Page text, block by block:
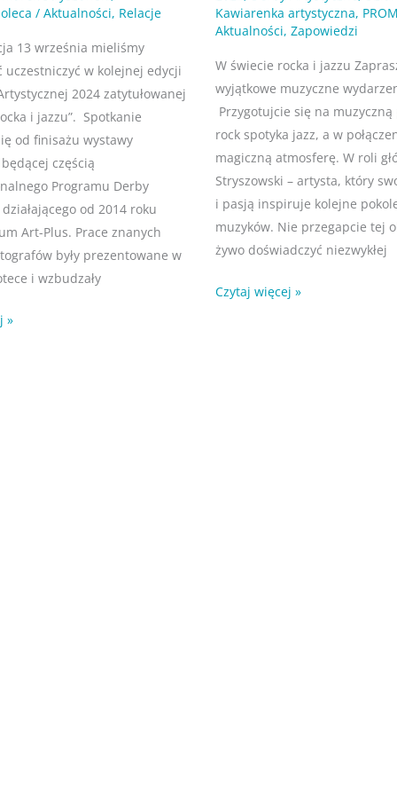
/Aktualności, Relacje
13 września mieliśmy
uczestniczyć w kolejnej edycji
2024 zatytułowanej
i jazzu”. Spotkanie
od finisażu wystawy
będącej częścią
Programu Derby
od 2014 roku
Art-Plus. Prace znanych
były prezentowane w
i wzbudzały
»
Kawiarenka artystyczna,
Aktualności, Zapowiedzi
W świecie rocka i jazzu
wyjątkowe muzyczne
Przygotujcie się na
rock spotyka jazz, a w
magiczną atmosferę. W roli
Stryszowski – artysta, który
i pasją inspiruje kolejne
muzyków. Nie przegapcie tej
żywo doświadczyć niezwykłej
Czytaj więcej »